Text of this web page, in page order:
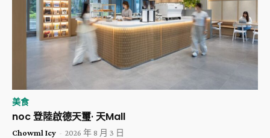
美食
noc 登陸啟德天璽· 天Mall
Chowml Icy - 2026 年 8 月 3 日